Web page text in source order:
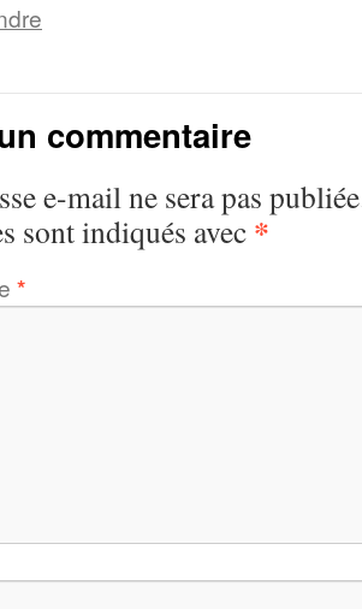
commentaire
e-mail ne sera pas
sont indiqués avec *
*